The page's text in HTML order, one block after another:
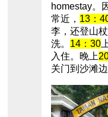
homestay。
常近， 13：
李，还登山
洗。 14：30
入住。晚上
关门到沙滩